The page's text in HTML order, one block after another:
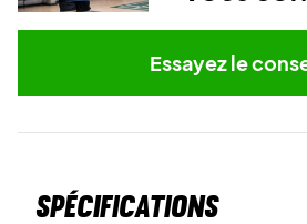
Essayez le
Spécifications